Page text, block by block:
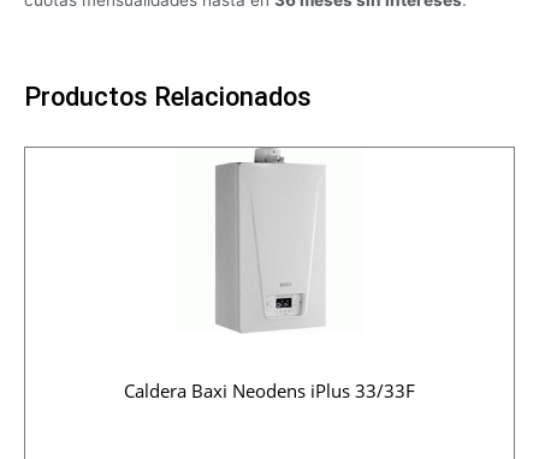
Productos Relacionados
Caldera Baxi Neodens iPlus 33/33F